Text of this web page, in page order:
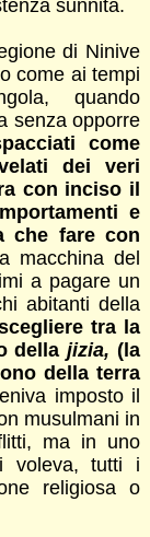
sunnita.
di Ninive
come ai tempi
quando
senza opporre
come
dei veri
con inciso il
e
che fare con
macchina del
a pagare un
abitanti della
tra la
della jizia, (la
della terra
imposto il
musulmani in
ma in uno
voleva, tutti i
religiosa o